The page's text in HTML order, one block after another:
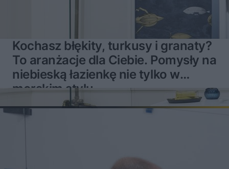
Kochasz błękity, turkusy i granaty?
To aranżacje dla Ciebie. Pomysły na
niebieską łazienkę nie tylko w
morskim stylu